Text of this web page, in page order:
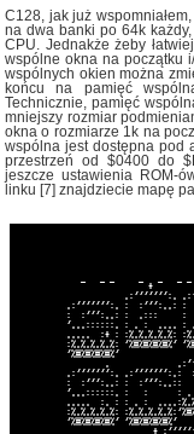
C128, jak już
na dwa banki po 64k
CPU. Jednakże żeby
wspólne okna na początku
wspólnych okien można
końcu na pamięć
Technicznie, pamięć
mniejszy rozmiar
okna o rozmiarze 1k na
wspólna jest dostępna pod
przestrzeń od $0400 do
jeszcze ustawienia ROM-
linku [7] znajdziecie mapę